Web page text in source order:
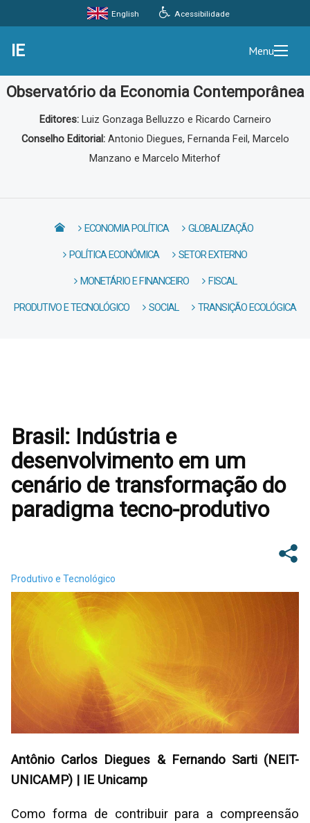
Acessibilidade
English
IE Menu
Observatório da Economia Contemporânea
Editores: Luiz Gonzaga Belluzzo e Ricardo Carneiro
Conselho Editorial: Antonio Diegues, Fernanda Feil, Marcelo
Manzano e Marcelo Miterhof
ECONOMIA POLÍTICA GLOBALIZAÇÃO
POLÍTICA ECONÔMICA SETOR EXTERNO
MONETÁRIO E FINANCEIRO FISCAL
PRODUTIVO E TECNOLÓGICO SOCIAL TRANSIÇÃO ECOLÓGICA
Brasil: Indústria e
desenvolvimento em um
cenário de transformação do
paradigma tecno-produtivo
Produtivo e Tecnológico
Antônio Carlos Diegues & Fernando Sarti (NEIT-
UNICAMP) | IE Unicamp
Como forma de contribuir para a compreensão